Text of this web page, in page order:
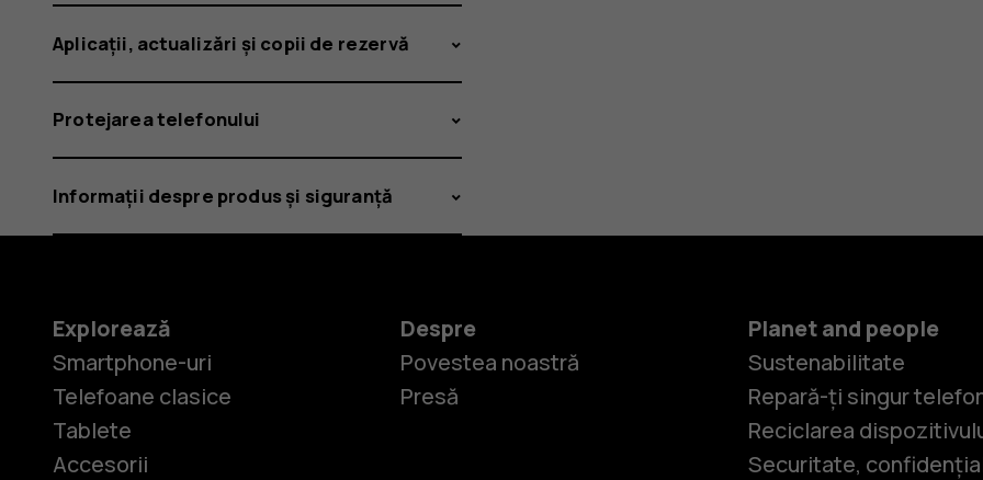
Aplicații, actualizări și copii de rezervă
Protejarea telefonului
Informații despre produs și siguranță
Explorează
Smartphone-uri
Telefoane clasice
Tablete
Accesorii
Despre
Povestea noastră
Presă
Planet and people
Sustenabilitate
Repară-ți singur
Reciclarea
Securitate,